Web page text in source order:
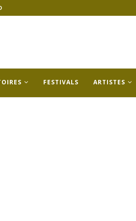
FESTIVALS ARTISTES